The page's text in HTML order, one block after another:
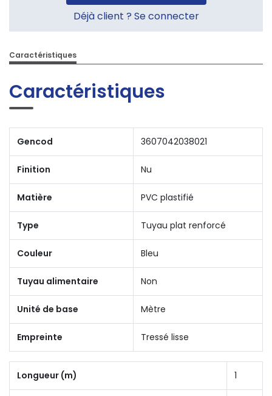
Déjà client ? Se connecter
Caractéristiques
Caractéristiques
Gencod 3607042038021
Finition Nu
Matière PVC plastifié
Type Tuyau plat renforcé
Couleur Bleu
Tuyau alimentaire Non
Unité de base Mètre
Empreinte Tressé lisse
Longueur (m) 1